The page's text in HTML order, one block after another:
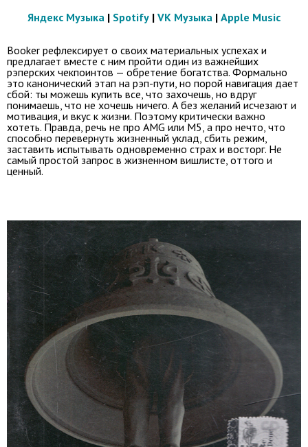
Яндекс Музыка | Spotify | VK Музыка | Apple Music
Booker рефлексирует о своих материальных успехах и
предлагает вместе с ним пройти один из важнейших
рэперских чекпоинтов — обретение богатства. Формально
это канонический этап на рэп-пути, но порой навигация дает
сбой: ты можешь купить все, что захочешь, но вдруг
понимаешь, что не хочешь ничего. А без желаний исчезают и
мотивация, и вкус к жизни. Поэтому критически важно
хотеть. Правда, речь не про AMG или M5, а про нечто, что
способно перевернуть жизненный уклад, сбить режим,
заставить испытывать одновременно страх и восторг. Не
самый простой запрос в жизненном вишлисте, оттого и
ценный.